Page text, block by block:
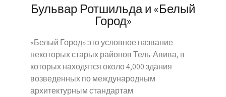
Бульвар Ротшильда и «Белый
Город»
«Белый Город» это условное название
некоторых старых районов Тель-Авива, в
которых находятся около 4,000 здания
возведенных по международным
архитектурным стандартам.